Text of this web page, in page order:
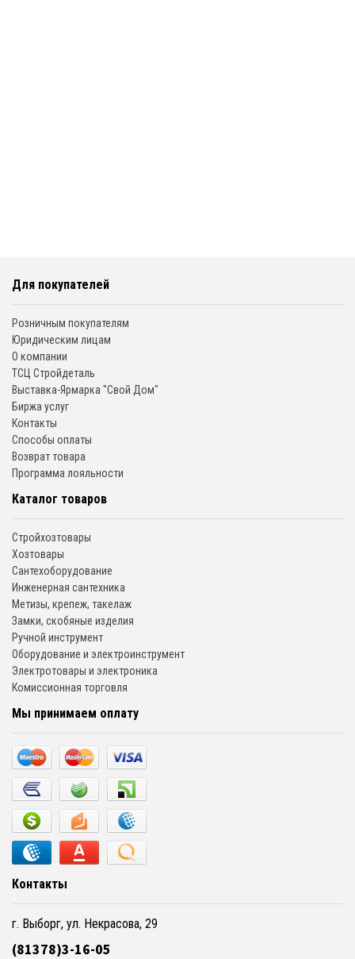
Для покупателей
Розничным покупателям
Юридическим лицам
О компании
ТСЦ Стройдеталь
Выставка-Ярмарка "Свой Дом"
Биржа услуг
Контакты
Способы оплаты
Возврат товара
Программа лояльности
Каталог товаров
Стройхозтовары
Хозтовары
Сантехоборудование
Инженерная сантехника
Метизы, крепеж, такелаж
Замки, скобяные изделия
Ручной инструмент
Оборудование и электроинструмент
Электротовары и электроника
Комиссионная торговля
Мы принимаем оплату
Контакты
г. Выборг, ул. Некрасова, 29
(81378)3-16-05